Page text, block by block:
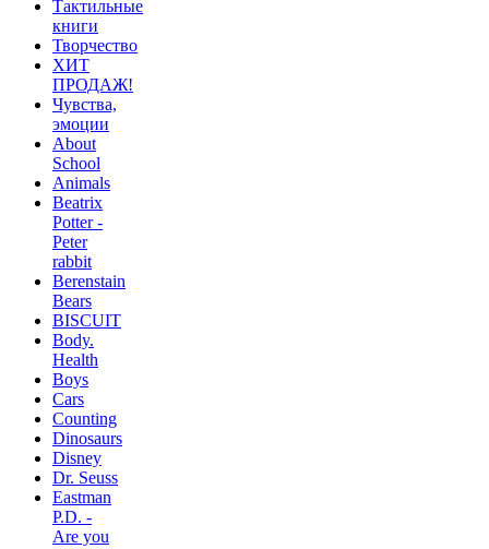
Тактильные
книги
Творчество
ХИТ
ПРОДАЖ!
Чувства,
эмоции
About
School
Animals
Beatrix
Potter -
Peter
rabbit
Berenstain
Bears
BISCUIT
Body.
Health
Boys
Cars
Counting
Dinosaurs
Disney
Dr. Seuss
Eastman
P.D. -
Are you